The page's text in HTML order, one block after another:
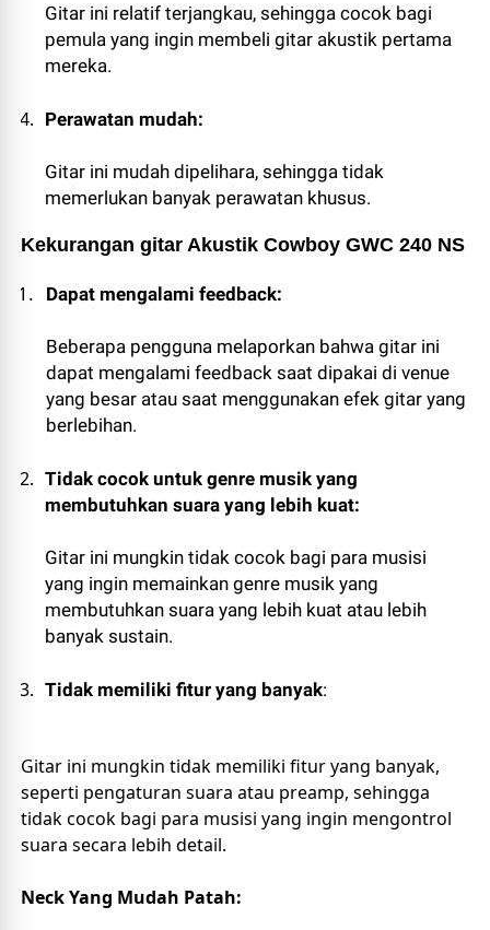
Gitar ini relatif terjangkau, sehingga cocok bagi
pemula yang ingin membeli gitar akustik pertama
mereka.
Perawatan mudah:
Gitar ini mudah dipelihara, sehingga tidak
memerlukan banyak perawatan khusus.
Kekurangan gitar Akustik Cowboy GWC 240 NS
Dapat mengalami feedback:
Beberapa pengguna melaporkan bahwa gitar ini
dapat mengalami feedback saat dipakai di venue
yang besar atau saat menggunakan efek gitar yang
berlebihan.
Tidak cocok untuk genre musik yang
membutuhkan suara yang lebih kuat:
Gitar ini mungkin tidak cocok bagi para musisi
yang ingin memainkan genre musik yang
membutuhkan suara yang lebih kuat atau lebih
banyak sustain.
Tidak memiliki fitur yang banyak:
Gitar ini mungkin tidak memiliki fitur yang banyak,
seperti pengaturan suara atau preamp, sehingga
tidak cocok bagi para musisi yang ingin mengontrol
suara secara lebih detail.
Neck Yang Mudah Patah: